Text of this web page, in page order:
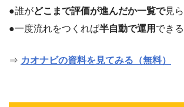
●誰がどこまで評価が進んだか一覧で見
●一度流れをつくれば半自動で運用 できる
⇒ カオナビの資料を見てみる（無料）